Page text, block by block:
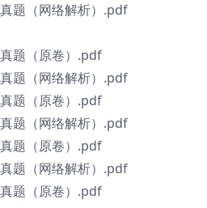
题（网络解析）.pdf
题（原卷）.pdf
题（网络解析）.pdf
题（原卷）.pdf
题（网络解析）.pdf
题（原卷）.pdf
题（网络解析）.pdf
题（原卷）.pdf